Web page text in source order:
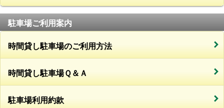
駐車場ご利用案内
時間貸し駐車場のご利用方法
時間貸し駐車場Ｑ＆Ａ
駐車場利用約款